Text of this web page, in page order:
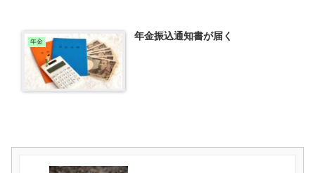
年金 年金振込通知書が届く